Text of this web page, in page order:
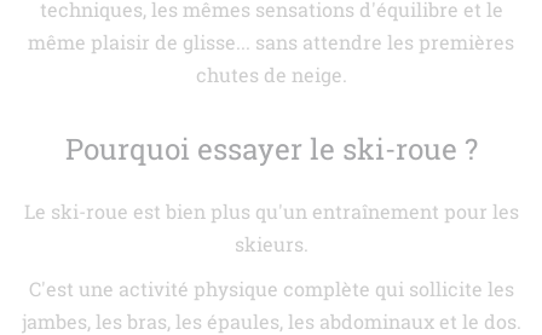
techniques, les mêmes sensations d'équilibre et le
même plaisir de glisse... sans attendre les premières
chutes de neige.
Pourquoi essayer le ski-roue ?
Le ski-roue est bien plus qu'un entraînement pour les
skieurs.
C'est une activité physique complète qui sollicite les
jambes, les bras, les épaules, les abdominaux et le dos.